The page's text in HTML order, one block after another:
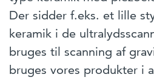
Der sidder f.eks. et lille
keramik i de
bruges til scanning af
bruges vores produkter i